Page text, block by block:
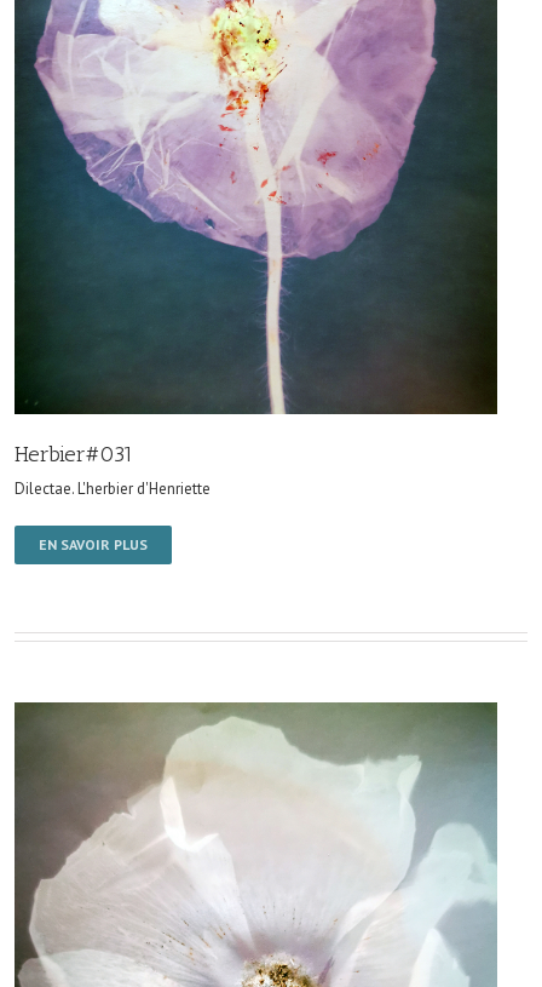
Herbier#031
Dilectae. L'herbier d'Henriette
EN SAVOIR PLUS